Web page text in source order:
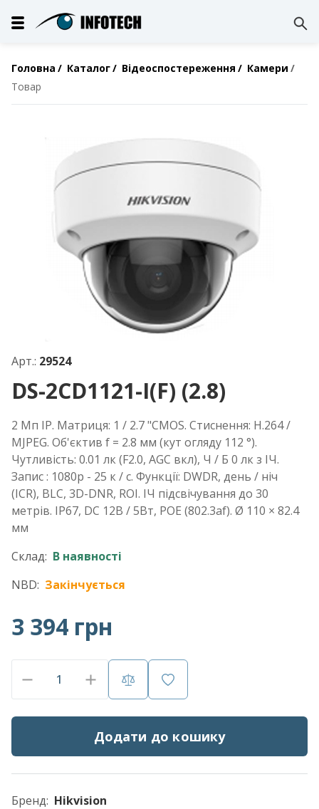
Головна Каталог Відеоспостереження
Камери
Товар
Арт.: 29524
DS-2CD1121-I(F) (2.8)
2 Мп IP. Матриця: 1 / 2.7 "CMOS. Стиснення: H.264 /
MJPEG. Об'єктив f = 2.8 мм (кут огляду 112 °).
Чутливість: 0.01 лк (F2.0, AGC вкл), Ч / Б 0 лк з ІЧ.
Запис : 1080р - 25 к / с. Функції: DWDR, день / ніч
(ICR), BLC, 3D-DNR, ROI. ІЧ підсвічування до 30
метрів. IP67, DC 12В / 5Вт, POE (802.3af). Ø 110 × 82.4
мм
Склад: В наявності
NBD: Закінчується
3 394 грн
Додати до кошику
Бренд: Hikvision